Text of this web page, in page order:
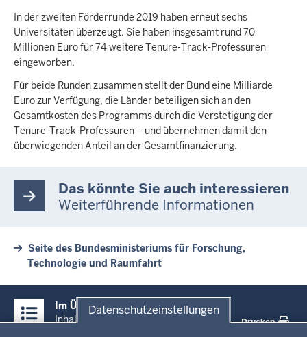
Datenschutzeinstellungen
In der zweiten Förderrunde 2019 haben erneut sechs
Universitäten überzeugt. Sie haben insgesamt rund 70
Millionen Euro für 74 weitere Tenure-Track-Professuren
eingeworben.
Für beide Runden zusammen stellt der Bund eine Milliarde
Euro zur Verfügung, die Länder beteiligen sich an den
Gesamtkosten des Programms durch die Verstetigung der
Tenure-Track-Professuren – und übernehmen damit den
überwiegenden Anteil an der Gesamtfinanzierung.
Das könnte Sie auch interessieren
Weiterführende Informationen
Seite des Bundesministeriums für Forschung,
Technologie und Raumfahrt
Inhalte
Im Überblick
Inhalt
Drucken